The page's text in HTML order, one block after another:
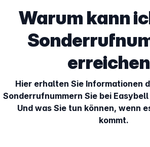
Warum kann
Hier erhalten Sie Informationen
Sonderrufnummern Sie bei
Und was Sie tun können, wenn
kommt.